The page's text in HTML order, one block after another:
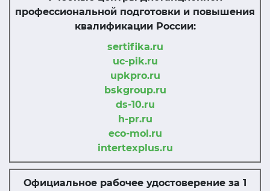
профессиональной подготовки и повышения
квалификации России:
sertifika.ru
uc-pik.ru
upkpro.ru
bskgroup.ru
ds-10.ru
h-pr.ru
eco-mol.ru
intertexplus.ru
Официальное рабочее удостоверение за 1